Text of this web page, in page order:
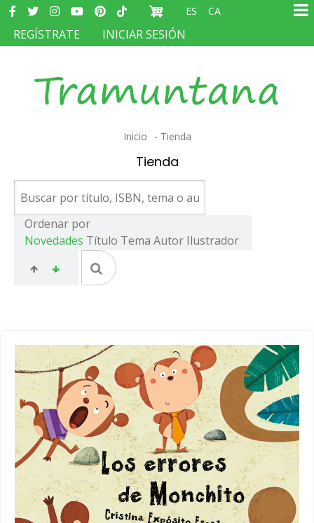
Pasar
contenido
Redes
sociales
ES CA
MENÚ
DEL
D'USUARI
REGÍSTRATE INICIAR SESIÓN
Sobrescribir
de
ayuda
a
la
navegación
Inicio Tienda
Tienda
Ordenar por
Novedades Título Tema Autor Ilustrador